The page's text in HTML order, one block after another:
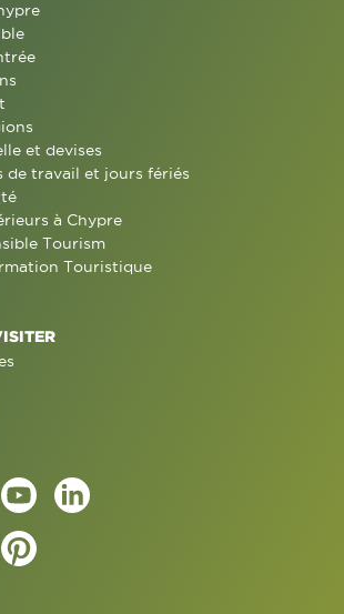
et devises
de travail et jours fériés
à Chypre
Tourism
Touristique